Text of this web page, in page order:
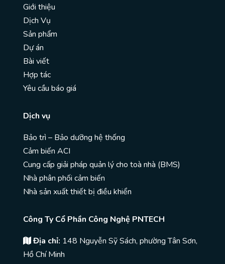
Giới thiệu
Dịch Vụ
Sản phẩm
Dự án
Bài viết
Hợp tác
Yêu cầu báo giá
Dịch vụ
Bảo trì – Bảo dưỡng hệ thống
Cảm biến ACI
Cung cấp giải pháp quản lý cho toà nhà (BMS)
Nhà phân phối cảm biến
Nhà sản xuất thiết bị điều khiển
Công Ty Cổ Phần Công Nghệ PNTECH
Địa chỉ: 148 Nguyễn Sỹ Sách, phường Tân Sơn,
Hồ Chí Minh